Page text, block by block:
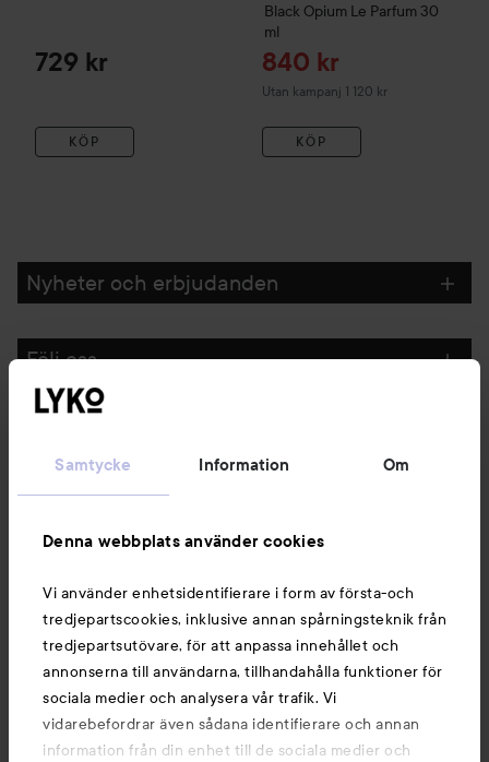
Samtycke Information Om
Denna webbplats använder cookies
Vi använder enhetsidentifierare i form av första-och
tredjepartscookies, inklusive annan spårningsteknik från
tredjepartsutövare, för att anpassa innehållet och
annonserna till användarna, tillhandahålla funktioner för
sociala medier och analysera vår trafik. Vi
vidarebefordrar även sådana identifierare och annan
information från din enhet till de sociala medier och
729 kr
KÖP
Black Opium Le Parfum 30
ml
Reapris
840 kr
Utan kampanj 1 120 kr
KÖP
Nyheter och erbjudanden
Följ oss
Du kanske också gillar